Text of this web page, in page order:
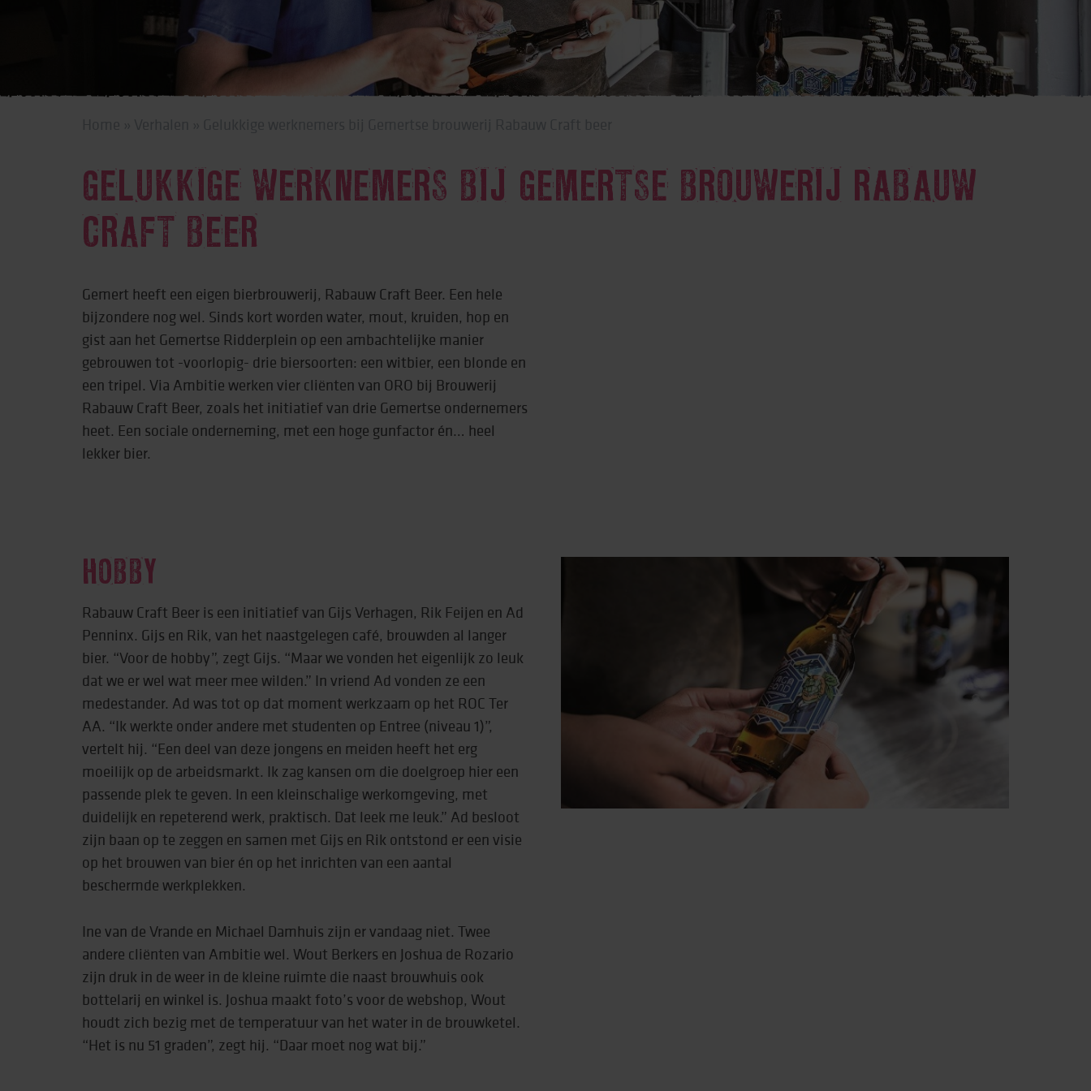
Behandeling & expertise (Lore)
GELUKKIGE WERKNEMERS BIJ GEMERTSE BROUWERIJ RABAUW
CRAFT BEER
Gemert heeft een eigen bierbrouwerij, Rabauw Craft Beer. Een hele
bijzondere nog wel. Sinds kort worden water, mout, kruiden, hop en
gist aan het Gemertse Ridderplein op een ambachtelijke manier
gebrouwen tot -voorlopig- drie biersoorten: een witbier, een blonde en
een tripel. Via Ambitie werken vier cliënten van ORO bij Brouwerij
Rabauw Craft Beer, zoals het initiatief van drie Gemertse ondernemers
heet. Een sociale onderneming, met een hoge gunfactor én… heel
lekker bier.
HOBBY
Rabauw Craft Beer is een initiatief van Gijs Verhagen, Rik Feijen en Ad
Penninx. Gijs en Rik, van het naastgelegen café, brouwden al langer
bier. “Voor de hobby”, zegt Gijs. “Maar we vonden het eigenlijk zo leuk
dat we er wel wat meer mee wilden.” In vriend Ad vonden ze een
medestander. Ad was tot op dat moment werkzaam op het ROC Ter
AA. “Ik werkte onder andere met studenten op Entree (niveau 1)”,
vertelt hij. “Een deel van deze jongens en meiden heeft het erg
moeilijk op de arbeidsmarkt. Ik zag kansen om die doelgroep hier een
passende plek te geven. In een kleinschalige werkomgeving, met
duidelijk en repeterend werk, praktisch. Dat leek me leuk.” Ad besloot
zijn baan op te zeggen en samen met Gijs en Rik ontstond er een visie
op het brouwen van bier én op het inrichten van een aantal
beschermde werkplekken.
Ine van de Vrande en Michael Damhuis zijn er vandaag niet. Twee
andere cliënten van Ambitie wel. Wout Berkers en Joshua de Rozario
zijn druk in de weer in de kleine ruimte die naast brouwhuis ook
bottelarij en winkel is. Joshua maakt foto’s voor de webshop, Wout
houdt zich bezig met de temperatuur van het water in de brouwketel.
“Het is nu 51 graden”, zegt hij. “Daar moet nog wat bij.”